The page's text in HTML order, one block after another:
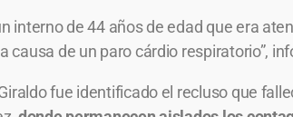
interno de 44 años de edad que era
causa de un paro cárdio respiratorio”,
fue identificado el recluso que